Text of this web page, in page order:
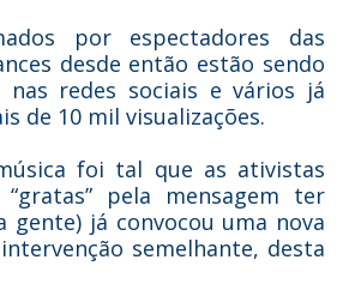
por espectadores das
desde então estão sendo
nas redes sociais e vários já
de 10 mil visualizações.
foi tal que as ativistas
pela mensagem ter
gente) já convocou uma nova
semelhante, desta